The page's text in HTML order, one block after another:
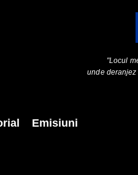
"Locul
unde
Emisiuni